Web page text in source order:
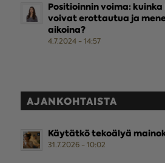
Positioinnin voima:
voivat erottautua ja
aikoina?
4.7.2024 - 14:57
AJANKOHTAISTA
Käytätkö tekoälyä
31.7.2026 - 10:02